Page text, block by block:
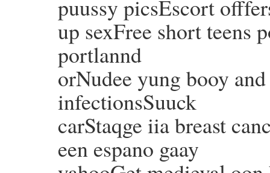
puussy picsEscort
up sexFree short teens
portlannd
orNudee yung booy
infectionsSuuck
carStaqge iia breast
een espano gaay